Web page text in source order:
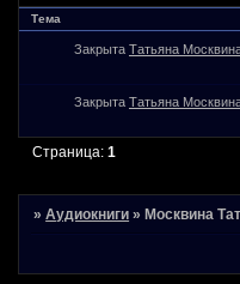
Тема
Закрыта Татьяна
Закрыта Татьяна
Страница:1
»Аудиокниги » Москвина